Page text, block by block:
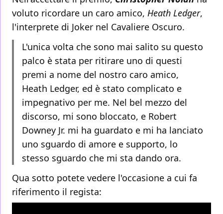
voluto ricordare un caro amico, Heath Ledger,
l'interprete di Joker nel Cavaliere Oscuro.
L'unica volta che sono mai salito su questo
palco è stata per ritirare uno di questi
premi a nome del nostro caro amico,
Heath Ledger, ed è stato complicato e
impegnativo per me. Nel bel mezzo del
discorso, mi sono bloccato, e Robert
Downey Jr. mi ha guardato e mi ha lanciato
uno sguardo di amore e supporto, lo
stesso sguardo che mi sta dando ora.
Qua sotto potete vedere l'occasione a cui fa
riferimento il regista: